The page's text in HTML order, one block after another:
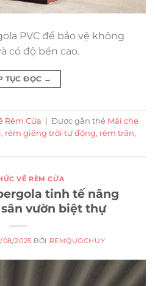
PVC để bảo vệ không
có độ bền cao.
TỤC ĐỌC →
Rèm Cửa | Được gắn thẻ Mái che
, rèm giếng trời tự động, rèm trần,
VỀ RÈM CỬA
tinh tế nâng
vườn biệt thự
08/2025 BỞI REMQUOCHUY